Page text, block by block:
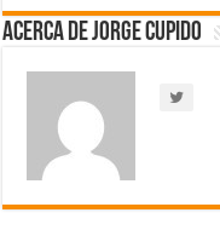
Acerca de Jorge Cupido